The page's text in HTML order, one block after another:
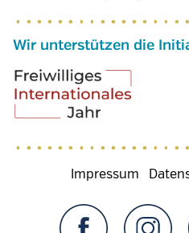
Wir unterstützen die
Fußzeilenmenü
Impressum